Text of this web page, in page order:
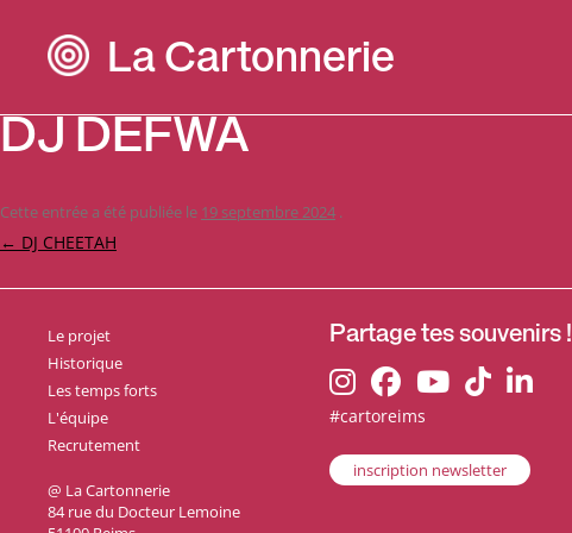
La Cartonnerie
DJ DEFWA
Cette entrée a été publiée le 19 septembre 2024 .
Navigation
← DJ CHEETAH
Le projet
Historique
Les temps forts
L'équipe
Recrutement
@ La Cartonnerie
84 rue du Docteur Lemoine
Partage tes souvenirs !
#cartoreims
inscription newsletter